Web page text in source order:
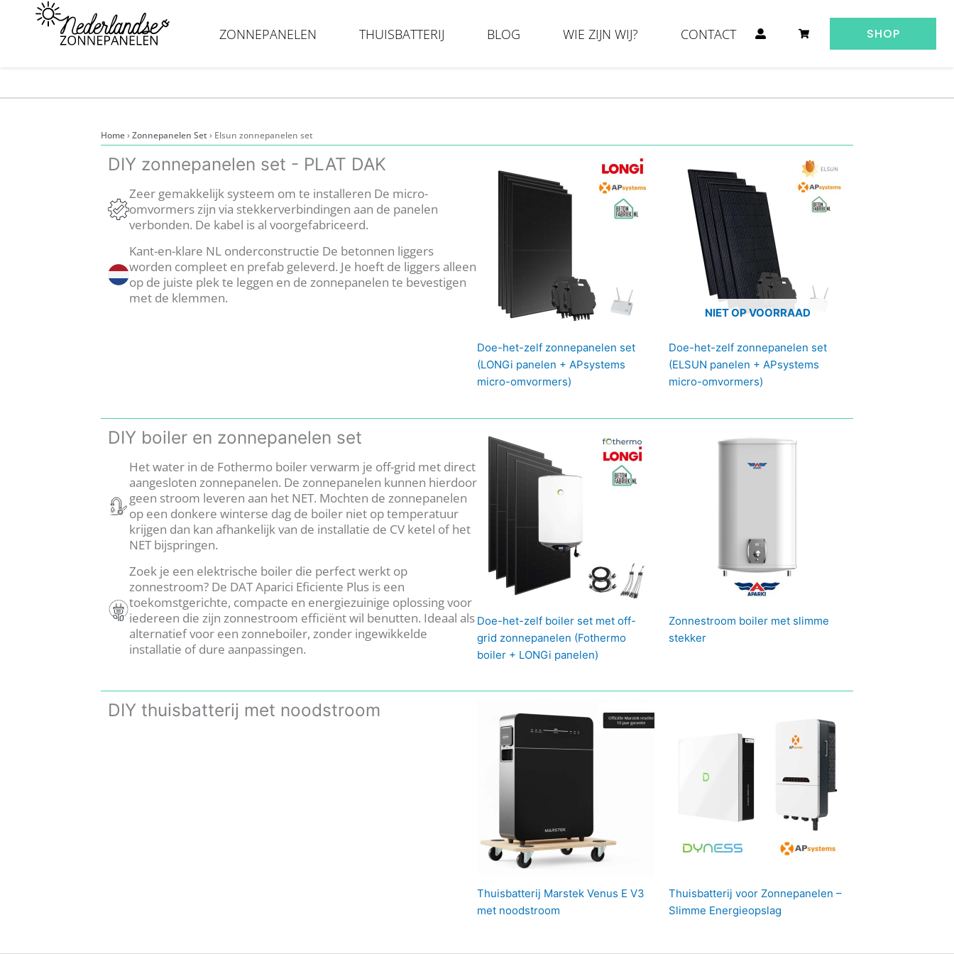
ZONNEPANELEN THUISBATTERIJ BLOG WIE ZIJN WIJ? CONTACT SHOP
Home›Zonnepanelen Set› Elsun zonnepanelen set
DIY zonnepanelen set - PLAT DAK
Zeer gemakkelijk systeem om te installeren De micro-
omvormers zijn via stekkerverbindingen aan de panelen
verbonden. De kabel is al voorgefabriceerd.
Kant-en-klare NL onderconstructie De betonnen liggers
worden compleet en prefab geleverd. Je hoeft de liggers alleen
op de juiste plek te leggen en de zonnepanelen te bevestigen
met de klemmen.
Doe-het-zelf zonnepanelen set
(LONGi panelen + APsystems
micro-omvormers)
NIET OP VOORRAAD
Doe-het-zelf zonnepanelen set
(ELSUN panelen + APsystems
micro-omvormers)
DIY boiler en zonnepanelen set
Het water in de Fothermo boiler verwarm je off-grid met direct
aangesloten zonnepanelen. De zonnepanelen kunnen hierdoor
geen stroom leveren aan het NET. Mochten de zonnepanelen
op een donkere winterse dag de boiler niet op temperatuur
krijgen dan kan afhankelijk van de installatie de CV ketel of het
NET bijspringen.
Zoek je een elektrische boiler die perfect werkt op
zonnestroom? De DAT Aparici Eficiente Plus is een
toekomstgerichte, compacte en energiezuinige oplossing voor
iedereen die zijn zonnestroom efficiënt wil benutten. Ideaal als
alternatief voor een zonneboiler, zonder ingewikkelde
installatie of dure aanpassingen.
Doe-het-zelf boiler set met off-
grid zonnepanelen (Fothermo
boiler + LONGi panelen)
Zonnestroom boiler met slimme
stekker
DIY thuisbatterij met noodstroom
Thuisbatterij Marstek Venus E V3
met noodstroom
Thuisbatterij voor Zonnepanelen –
Slimme Energieopslag